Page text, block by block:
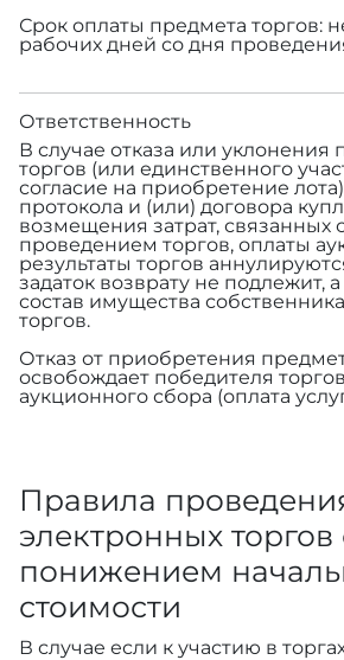
Срок оплаты предмета торгов:
рабочих дней со дня
Ответственность
В случае отказа или уклонения
торгов (или единственного
согласие на приобретение
протокола и (или) договора
возмещения затрат, связанных
проведением торгов, оплаты
результаты торгов
задаток возврату не подлежит,
состав имущества
торгов.
Отказ от приобретения
освобождает победителя
аукционного сбора (оплата
Правила
электронных торгов
понижением
стоимости
В случае если к участию в